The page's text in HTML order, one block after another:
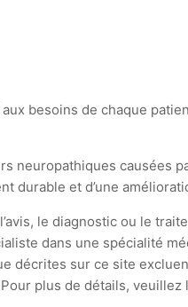
besoins de chaque
causées
durable et d’une
le diagnostic ou le
dans une spécialité
décrites sur ce site
plus de détails, veuillez